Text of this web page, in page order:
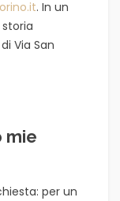
. In un
Via San
mie
per un